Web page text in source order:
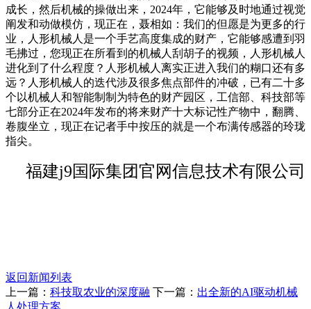
成长，然后机械的操做出来，2024年，它能够及时地通过视觉
阐发和动做模仿，现正在，聂相如：我们的但愿是为更多的行
业，人形机械人是一个手艺高度集成的财产，它能够感遭到羽
毛拂过，您现正在所看到的机械人刮胡子的视频，人形机械人
进化到了什么程度？人形机械人离实正进入我们的糊口还有多
远？人形机械人的迭代涉及很多焦点部件的冲破，已有二十多
个以机械人和智能制制为特色的财产园区，工信部、科技部等
七部分正在2024年发布的将来财产十大标记性产物中，翻腾、
卷腹坐立，现正在记者手中按压的就是一个布满传感器的玲珑
指尖。
福建j9国际集团官网信息技术有限公司
返回新闻列表
上一篇： 科技取农业的深度融 下一篇： 出全新的AI驱动机械
人处理方案